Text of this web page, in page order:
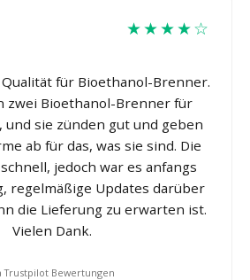
★★★★☆
für Bioethanol-Brenner.
zwei Bioethanol-Brenner für
und sie zünden gut und geben
ab für das, was sie sind. Die
jedoch war es anfangs
regelmäßige Updates darüber
die Lieferung zu erwarten ist.
Vielen Dank.
Trustpilot Bewertungen